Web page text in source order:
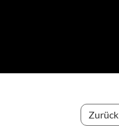
Zurück